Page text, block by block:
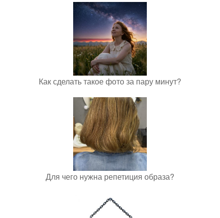
Как сделать такое фото за пару минут?
Для чего нужна репетиция образа?